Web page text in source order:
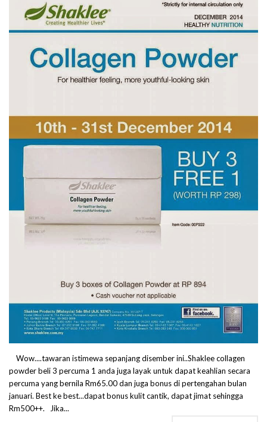
Wow....tawaran istimewa sepanjang disember ini..Shaklee collagen
powder beli 3 percuma 1 anda juga layak untuk dapat keahlian secara
percuma yang bernila Rm65.00 dan juga bonus di pertengahan bulan
januari. Best ke best...dapat bonus kulit cantik, dapat jimat sehingga
Rm500++. Jika...